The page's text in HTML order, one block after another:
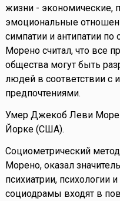
жизни - экономические,
эмоциональные
симпатии и антипатии
Морено считал, что все
общества могут быть
людей в соответствии с
предпочтениями.
Умер Джекоб Леви
Йорке (США).
Социометрический
Морено, оказал
психиатрии, психологии
социодрамы входят в